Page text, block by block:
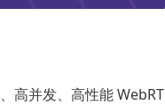
高并发、高性能 WebRT